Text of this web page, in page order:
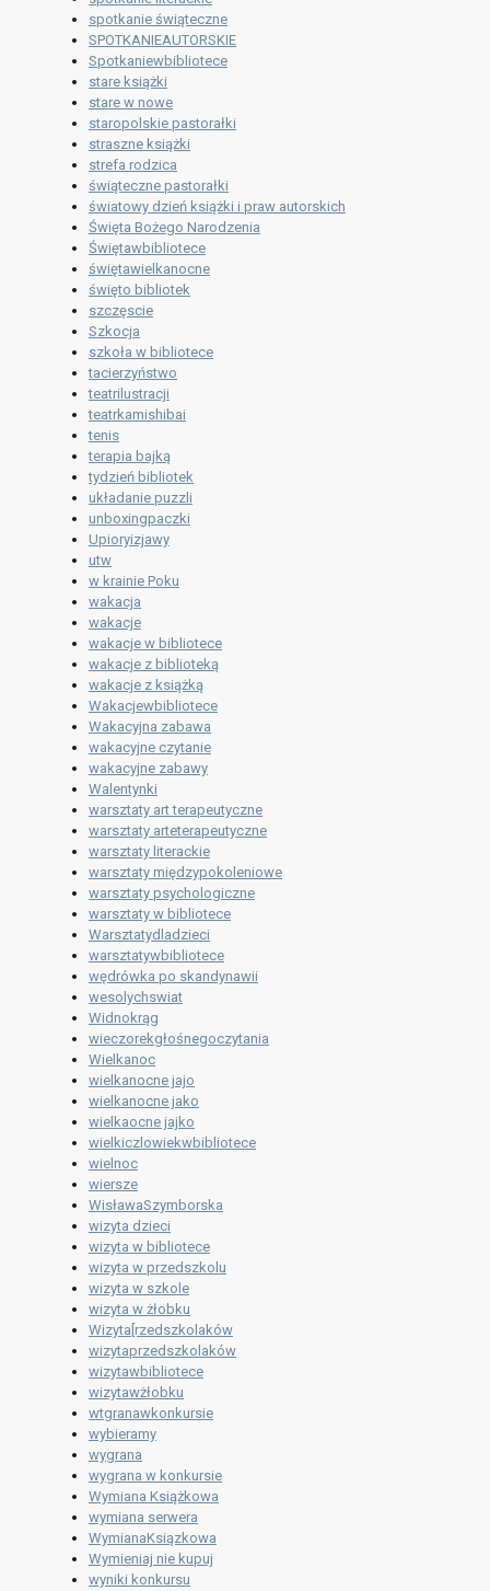
spotkanie świąteczne
SPOTKANIEAUTORSKIE
Spotkaniewbibliotece
stare książki
stare w nowe
staropolskie pastorałki
straszne książki
strefa rodzica
świąteczne pastorałki
światowy dzień książki i praw autorskich
Święta Bożego Narodzenia
Świętawbibliotece
świętawielkanocne
święto bibliotek
szczęscie
Szkocja
szkoła w bibliotece
tacierzyństwo
teatrilustracji
teatrkamishibai
tenis
terapia bajką
tydzień bibliotek
układanie puzzli
unboxingpaczki
Upioryizjawy
utw
w krainie Poku
wakacja
wakacje
wakacje w bibliotece
wakacje z biblioteką
wakacje z książką
Wakacjewbibliotece
Wakacyjna zabawa
wakacyjne czytanie
wakacyjne zabawy
Walentynki
warsztaty art terapeutyczne
warsztaty arteterapeutyczne
warsztaty literackie
warsztaty międzypokoleniowe
warsztaty psychologiczne
warsztaty w bibliotece
Warsztatydladzieci
warsztatywbibliotece
wędrówka po skandynawii
wesolychswiat
Widnokrąg
wieczorekgłośnegoczytania
Wielkanoc
wielkanocne jajo
wielkanocne jako
wielkaocne jajko
wielkiczlowiekwbibliotece
wielnoc
wiersze
WisławaSzymborska
wizyta dzieci
wizyta w bibliotece
wizyta w przedszkolu
wizyta w szkole
wizyta w żłobku
Wizyta[rzedszkolaków
wizytaprzedszkolaków
wizytawbibliotece
wizytawżłobku
wtgranawkonkursie
wybieramy
wygrana
wygrana w konkursie
Wymiana Książkowa
wymiana serwera
WymianaKsiązkowa
Wymieniaj nie kupuj
wyniki konkursu